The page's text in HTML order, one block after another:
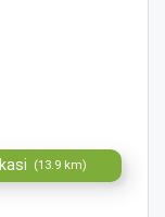
(13.9 km)